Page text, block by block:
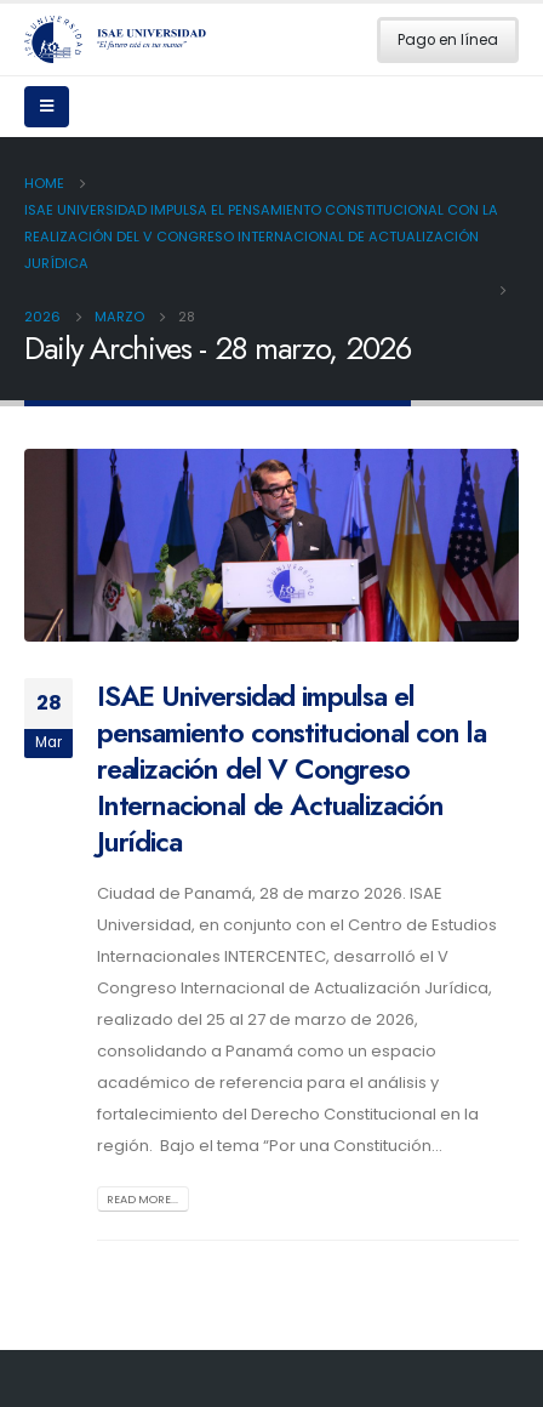
Pago en línea
HOME
ISAE UNIVERSIDAD IMPULSA EL PENSAMIENTO CONSTITUCIONAL CON LA
REALIZACIÓN DEL V CONGRESO INTERNACIONAL DE ACTUALIZACIÓN
JURÍDICA
2026 MARZO 28
Daily Archives - 28 marzo, 2026
28
Mar
ISAE Universidad impulsa el
pensamiento constitucional con la
realización del V Congreso
Internacional de Actualización
Jurídica
Ciudad de Panamá, 28 de marzo 2026. ISAE
Universidad, en conjunto con el Centro de Estudios
Internacionales INTERCENTEC, desarrolló el V
Congreso Internacional de Actualización Jurídica,
realizado del 25 al 27 de marzo de 2026,
consolidando a Panamá como un espacio
académico de referencia para el análisis y
fortalecimiento del Derecho Constitucional en la
región. Bajo el tema “Por una Constitución...
READ MORE...